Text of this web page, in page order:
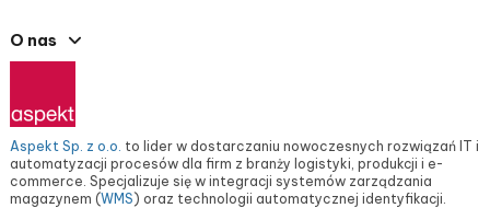
O nas
Aspekt Sp. z o.o. to lider w dostarczaniu nowoczesnych rozwiązań IT i
automatyzacji procesów dla firm z branży logistyki, produkcji i e-
commerce. Specjalizuje się w integracji systemów zarządzania
magazynem (WMS) oraz technologii automatycznej identyfikacji.